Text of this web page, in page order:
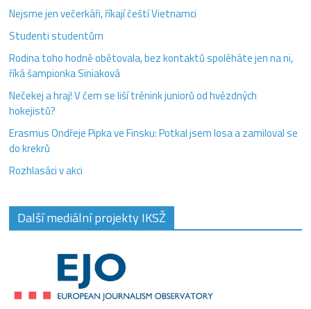
Nejsme jen večerkáři, říkají čeští Vietnamci
Studenti studentům
Rodina toho hodně obětovala, bez kontaktů spoléháte jen na ni,
říká šampionka Siniaková
Nečekej a hraj! V čem se liší trénink juniorů od hvězdných
hokejistů?
Erasmus Ondřeje Pipka ve Finsku: Potkal jsem losa a zamiloval se
do krekrů
Rozhlasáci v akci
Další mediální projekty IKSŽ